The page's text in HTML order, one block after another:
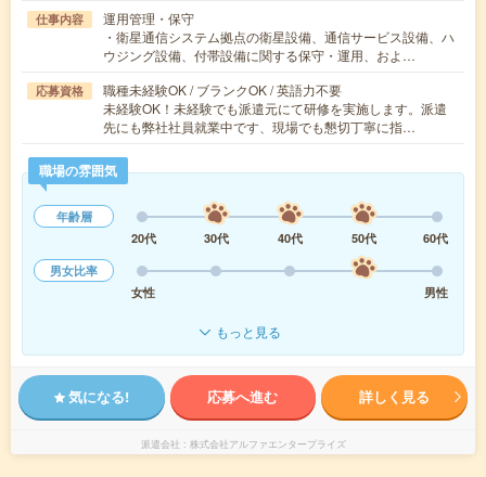
仕事内容
運用管理・保守
・衛星通信システム拠点の衛星設備、通信サービス設備、ハ
ウジング設備、付帯設備に関する保守・運用、およ…
応募資格
職種未経験OK / ブランクOK / 英語力不要
未経験OK！未経験でも派遣元にて研修を実施します。派遣
先にも弊社社員就業中です、現場でも懇切丁寧に指…
職場の雰囲気
年齢層
20代
30代 40代 50代
60代
男女比率
女性
男性
もっと見る
気になる! 応募へ進む 詳しく見る
派遣会社 株式会社アルファエンタープライズ